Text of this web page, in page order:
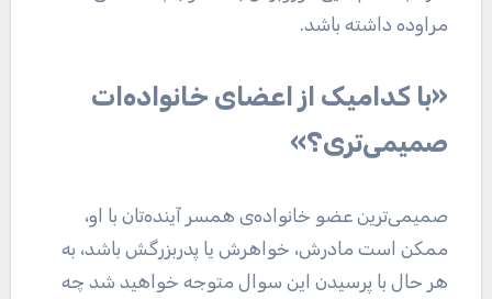
مراوده داشته باشد.
«با کدامیک از اعضای خانواده‌ات
صمیمی‌تری؟»
صمیمی‌ترین عضو خانواده‌ی همسر آینده‌تان با او،
ممکن است مادرش، خواهرش یا پدربزرگش باشد، به
هر حال با پرسیدن این سوال متوجه خواهید شد چه